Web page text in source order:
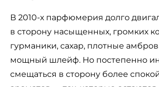
В 2010-х парфюмерия долго
в сторону насыщенных, громких
гурманики, сахар, плотные
мощный шлейф. Но постепенно
смещаться в сторону более